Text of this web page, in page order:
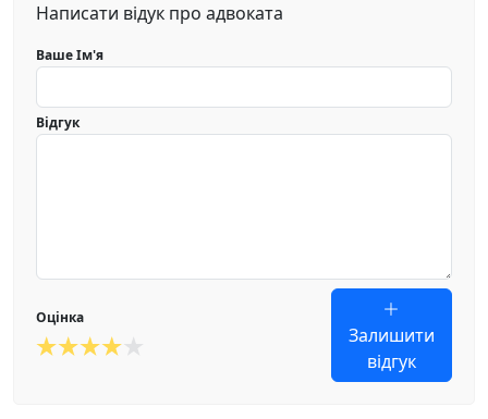
Написати відук про адвоката
Ваше Ім'я
Відгук
Оцінка
Залишити
відгук